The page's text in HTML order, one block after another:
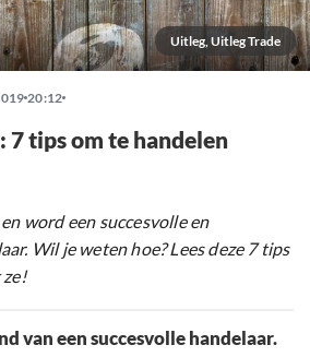
Uitleg, Uitleg Trade
20:12
7 tips om te handelen
word een succesvolle en
Wil je weten hoe? Lees deze 7 tips
van een succesvolle handelaar.